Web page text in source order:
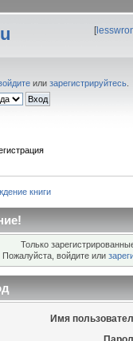
[
или зарегистрируйтесь
книги
Только
Пожалуйста, войдите или
Имя